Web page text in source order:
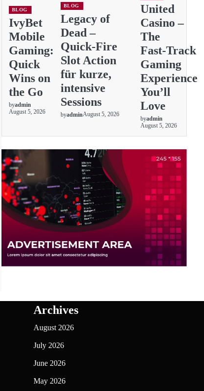
BLOG
IvyBet
Mobile
Gaming:
Quick
Wins on
the Go
byadmin
August 5, 2026
BLOG
Legacy of
Dead –
Quick‑Fire
Slot Action
für kurze,
intensive
Sessions
byadminAugust 5, 2026
United
Casino –
The
Fast‑Track
Gaming
Experience
You’ll
Love
byadmin
August 5, 2026
Archives
August 2026
July 2026
June 2026
May 2026